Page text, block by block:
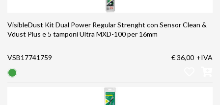
VisibleDust Kit Dual Power Regular Strenght con Sensor Clean &
Vdust Plus e 5 tamponi Ultra MXD-100 per 16mm
VSB17741759 € 36,00 +IVA